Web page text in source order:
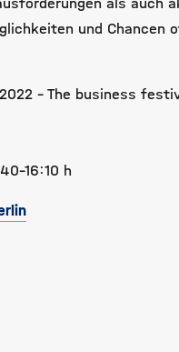
und Chancen
– The business
16:10 h